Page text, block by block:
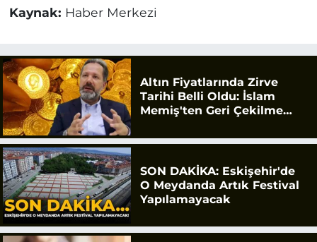
Kaynak: Haber Merkezi
Altın Fiyatlarında Zirve
Tarihi Belli Oldu: İslam
Memiş'ten Geri Çekilme
SON DAKİKA: Eskişehir'de
O Meydanda Artık Festival
Yapılamayacak